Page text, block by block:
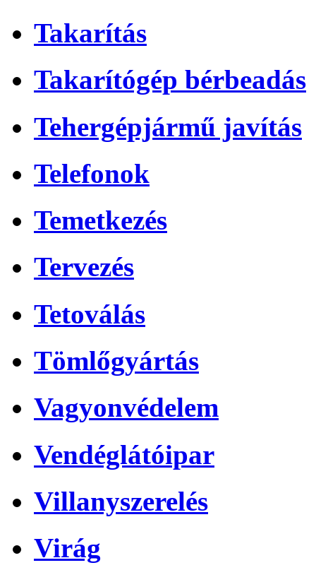
Takarítás
Takarítógép bérbeadás
Tehergépjármű javítás
Telefonok
Temetkezés
Tervezés
Tetoválás
Tömlőgyártás
Vagyonvédelem
Vendéglátóipar
Villanyszerelés
Virág